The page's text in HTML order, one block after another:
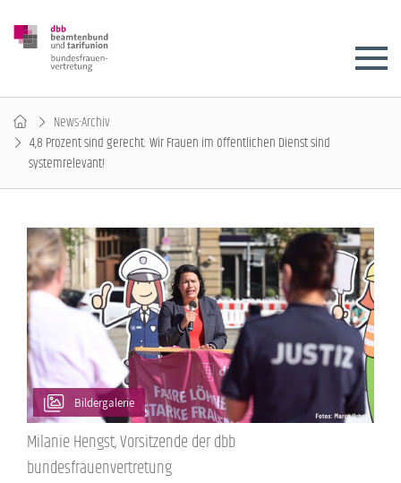
News-Archiv
4,8 Prozent sind gerecht: Wir Frauen im öffentlichen Dienst sind
systemrelevant!
Bildergalerie
Milanie Hengst, Vorsitzende der dbb
bundesfrauenvertretung